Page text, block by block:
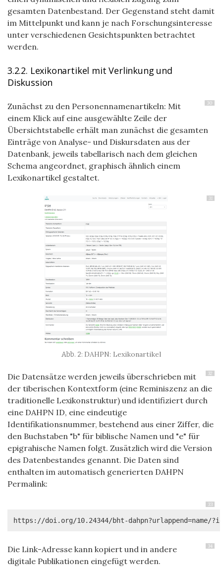
gesamten Datenbestand. Der Gegenstand steht damit
im Mittelpunkt und kann je nach Forschungsinteresse
unter verschiedenen Gesichtspunkten betrachtet
werden.
3.2.2. Lexikonartikel mit Verlinkung und
Diskussion
30
Zunächst zu den Personennamenartikeln: Mit
einem Klick auf eine ausgewählte Zeile der
Übersichtstabelle erhält man zunächst die gesamten
Einträge von Analyse- und Diskursdaten aus der
Datenbank, jeweils tabellarisch nach dem gleichen
Schema angeordnet, graphisch ähnlich einem
Lexikonartikel gestaltet.
31
DAHPN: Lexikonartikel
32
Die Datensätze werden jeweils überschrieben mit
der tiberischen Kontextform (eine Reminiszenz an die
traditionelle Lexikonstruktur) und identifiziert durch
eine DAHPN ID, eine eindeutige
Identifikationsnummer, bestehend aus einer Ziffer, die
den Buchstaben "b" für biblische Namen und "e" für
epigrahische Namen folgt. Zusätzlich wird die Version
des Datenbestandes genannt. Die Daten sind
enthalten im automatisch generierten DAHPN
Permalink:
33
https://doi.org/10.24344/bht-dahpn?urlappend=name/
34
Die Link-Adresse kann kopiert und in andere
digitale Publikationen eingefügt werden.